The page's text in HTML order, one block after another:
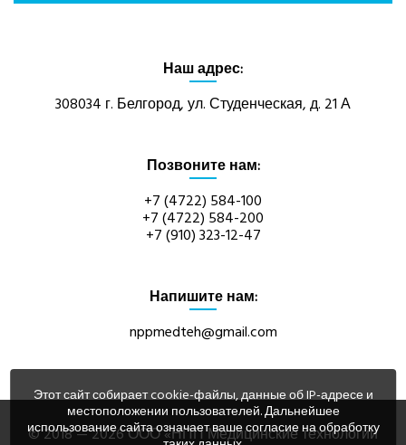
УСЛУГИ
ИНФОРМАЦИЯ
НОВОСТИ
Наш адрес:
308034 г. Белгород, ул. Студенческая, д. 21 А
Позвоните нам:
+7 (4722) 584-100
+7 (4722) 584-200
+7 (910) 323-12-47
Напишите нам:
nppmedteh@gmail.com
© 2018 — 2026 ООО «НПП Медицинские технологии
Этот сайт собирает cookie-файлы, данные об IP-адресе и
местоположении пользователей. Дальнейшее
использование сайта означает ваше согласие на обработку